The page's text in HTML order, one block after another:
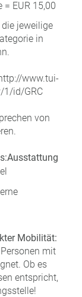
= EUR 15,00
jeweilige
in
www.tui-
1/id/GRC
von
Ausstattung
Mobilität:
mit
Ob es
entspricht,